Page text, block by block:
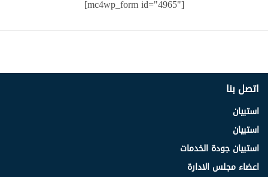
[mc4wp_form id="4965"]
اتصل بنا
استبيان
استبيان
استبيان جودة الخدمات
اعضاء مجلس الادارة